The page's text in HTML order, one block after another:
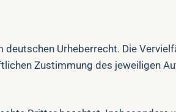
Urheberrecht. Die
Zustimmung des jeweiligen